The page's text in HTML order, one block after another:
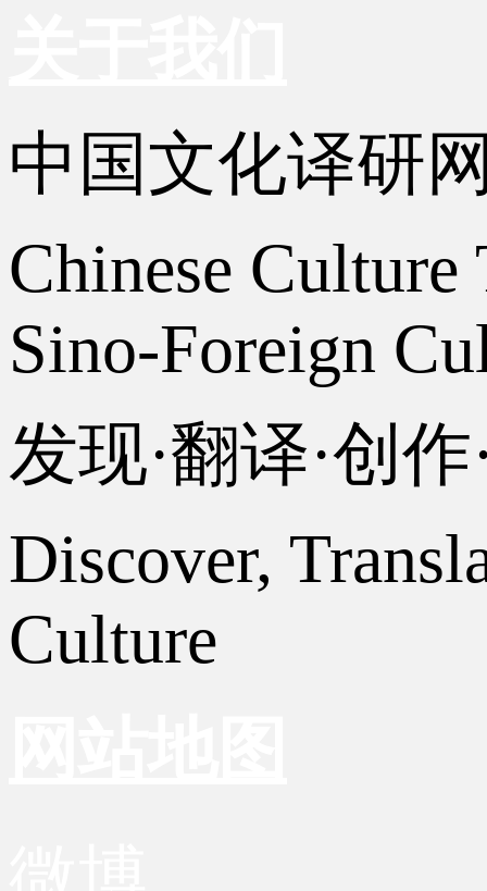
中国文化译研
Chinese
Sino-Foreign
发现·翻译·创
Discover,
Culture